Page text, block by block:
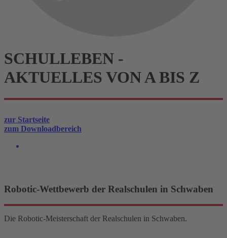
SCHULLEBEN -
AKTUELLES VON A BIS Z
zur Startseite
zum Downloadbereich
Robotic-Wettbewerb der Realschulen in Schwaben
Die Robotic-Meisterschaft der Realschulen in Schwaben.